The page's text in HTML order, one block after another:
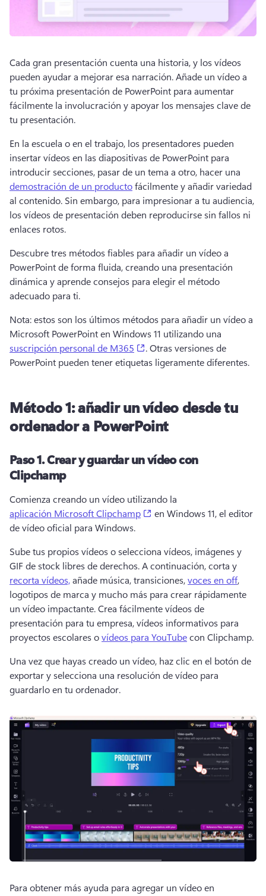
Cada gran presentación cuenta una historia, y los vídeos
pueden ayudar a mejorar esa narración. Añade un vídeo a
tu próxima presentación de PowerPoint para aumentar
fácilmente la involucración y apoyar los mensajes clave de
tu presentación.
En la escuela o en el trabajo, los presentadores pueden
insertar vídeos en las diapositivas de PowerPoint para
introducir secciones, pasar de un tema a otro, hacer una
demostración de un producto fácilmente y añadir variedad
al contenido. Sin embargo, para impresionar a tu audiencia,
los vídeos de presentación deben reproducirse sin fallos ni
enlaces rotos.
Descubre tres métodos fiables para añadir un vídeo a
PowerPoint de forma fluida, creando una presentación
dinámica y aprende consejos para elegir el método
adecuado para ti.
Nota: estos son los últimos métodos para añadir un vídeo a
Microsoft PowerPoint en Windows 11 utilizando una
suscripción personal de M365
(opens in a new tab)
. Otras versiones de
PowerPoint pueden tener etiquetas ligeramente diferentes.
Método 1: añadir un vídeo desde tu
ordenador a PowerPoint
Paso 1.Crear y guardar un vídeo con
Clipchamp
Comienza creando un vídeo utilizando la
aplicación Microsoft Clipchamp
(opens in a new tab)
en Windows 11, el editor
de vídeo oficial para Windows.
Sube tus propios vídeos o selecciona vídeos, imágenes y
GIF de stock libres de derechos. A continuación, corta y
recorta vídeos, añade música, transiciones, voces en off,
logotipos de marca y mucho más para crear rápidamente
un vídeo impactante. Crea fácilmente vídeos de
presentación para tu empresa, vídeos informativos para
proyectos escolares o vídeos para YouTube con Clipchamp.
Una vez que hayas creado un vídeo, haz clic en el botón de
exportar y selecciona una resolución de vídeo para
guardarlo en tu ordenador.
Para obtener más ayuda para agregar un vídeo en